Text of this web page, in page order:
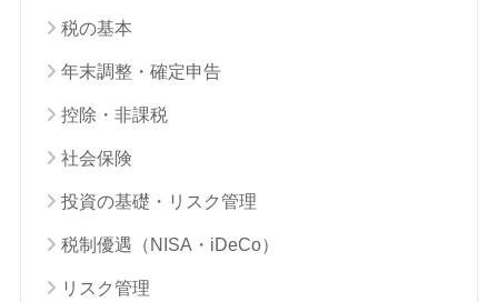
税の基本
年末調整・確定申告
控除・非課税
社会保険
投資の基礎・リスク管理
税制優遇（NISA・iDeCo）
リスク管理